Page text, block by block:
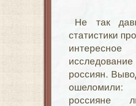
Не так
статистики
интересное
россиян.
ошеломили:
россияне